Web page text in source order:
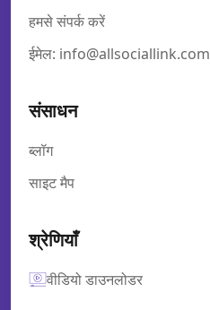
हमसे संपर्क करें
ईमेल: info@allsociallink.com
संसाधन
ब्लॉग
साइट मैप
श्रेणियाँ
वीडियो डाउनलोडर